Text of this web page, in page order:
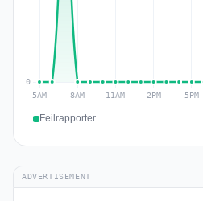
Feilrapporter
ADVERTISEMENT